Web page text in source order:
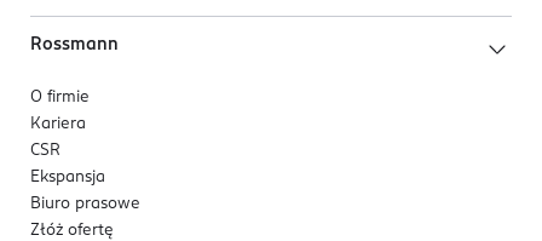
Rossmann
O firmie
Kariera
CSR
Ekspansja
Biuro prasowe
Złóż ofertę